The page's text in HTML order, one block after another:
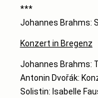
***
Johannes Brahms:
Konzert in Bregenz
Johannes Brahms:
Antonin Dvořák:
Solistin: Isabelle